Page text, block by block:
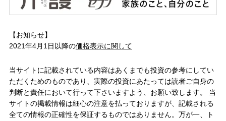
【お知らせ】
2021年4月1日以降の価格表示に関して
当サイトに記載されている内容はあくまでも投資の参考にしてい
ただくためのものであり、実際の投資にあたっては読者ご自身の
判断と責任において行って下さいますよう、お願い致します。 当
サイトの掲載情報は細心の注意を払っておりますが、記載される
全ての情報の正確性を保証するものではありません。万が一、ト